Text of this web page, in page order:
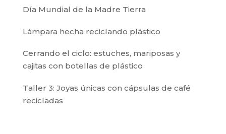
Día Mundial de la Madre Tierra
Lámpara hecha reciclando plástico
Cerrando el ciclo: estuches, mariposas y
cajitas con botellas de plástico
Taller 3: Joyas únicas con cápsulas de café
recicladas